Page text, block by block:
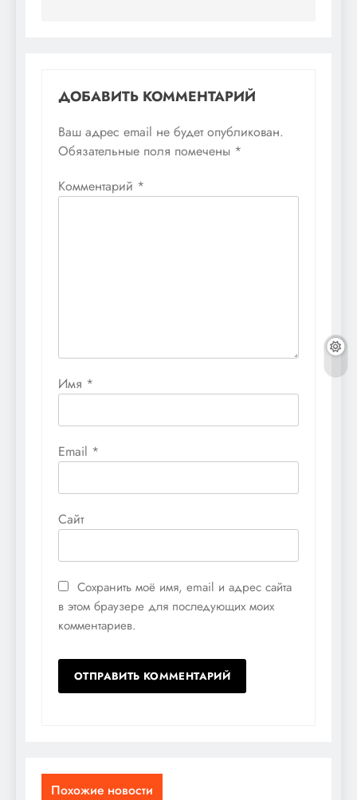
ДОБАВИТЬ КОММЕНТАРИЙ
Ваш адрес email не будет опубликован.
Обязательные поля помечены *
Комментарий *
Имя *
Email *
Сайт
Сохранить моё имя, email и адрес сайта
в этом браузере для последующих моих
комментариев.
Похожие новости